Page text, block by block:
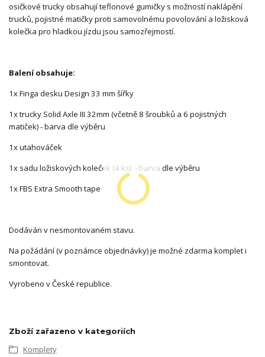
osičkové trucky obsahují teflonové gumičky s možností naklápění
trucků, pojistné matičky proti samovolnému povolování a ložisková
kolečka pro hladkou jízdu jsou samozřejmostí.
Balení obsahuje:
1x Finga desku Design 33 mm šířky
1x trucky Solid Axle III 32mm (včetně 8 šroubků a 6 pojistných
matiček) - barva dle výběru
1x utahováček
1x sadu ložiskových koleček (4 ks) - barva dle výběru
1x FBS Extra Smooth tape
Dodáván v nesmontovaném stavu.
Na požádání (v poznámce objednávky) je možné zdarma komplet i
smontovat.
Vyrobeno v České republice.
Zboží zařazeno v kategoriích
Komplety